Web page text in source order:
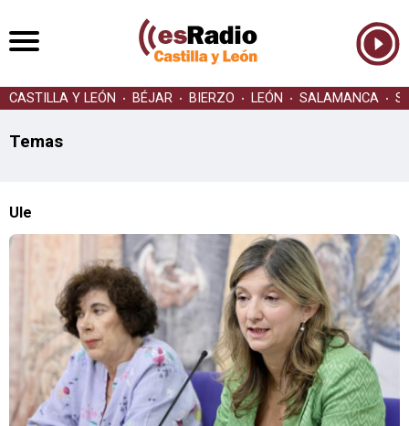
CASTILLA Y LEÓN BÉJAR BIERZO LEÓN SALAMANCA
Temas
Ule